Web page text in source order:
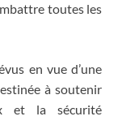
toutes les
en vue d’une
à soutenir
et la sécurité